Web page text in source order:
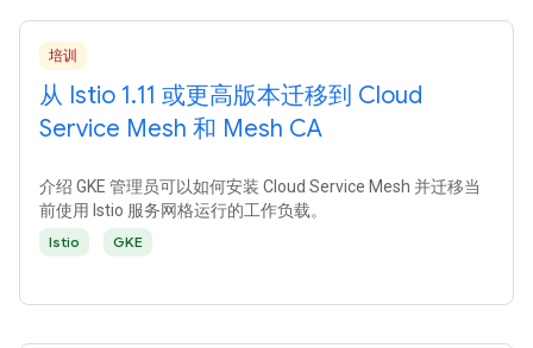
培训
从 Istio 1.11 或更高版本迁移到 Cloud
Service Mesh 和 Mesh CA
介绍 GKE 管理员可以如何安装 Cloud Service Mesh 并迁移当
前使用 Istio 服务网格运行的工作负载。
Istio GKE